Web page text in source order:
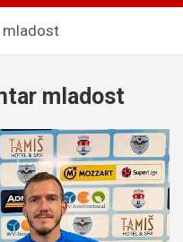
mladost
mladost